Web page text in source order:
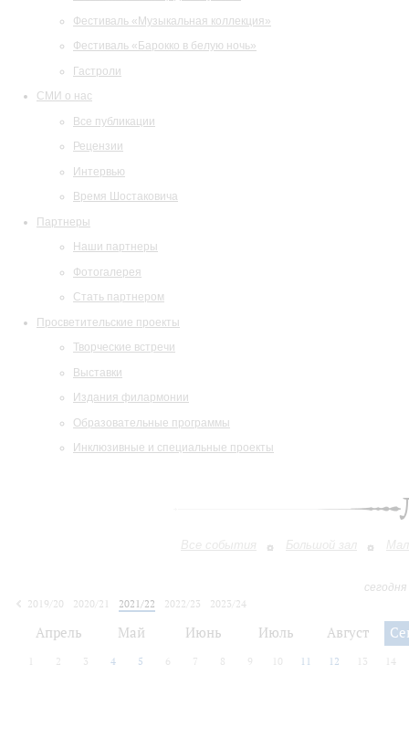
Фестиваль «Музыкальная коллекция»
Фестиваль «Барокко в белую ночь»
Гастроли
СМИ о нас
Все публикации
Рецензии
Интервью
Время Шостаковича
Партнеры
Наши партнеры
Фотогалерея
Стать партнером
Просветительские проекты
Творческие встречи
Выставки
Издания филармонии
Образовательные программы
Инклюзивные и специальные проекты
Все события Большой зал
2019/20
2020/21 2021/22 2022/23
2023/24
Апрель Май Июнь Июль Август
2 3 4 5 6 7 8 9 10 11 12 13 14